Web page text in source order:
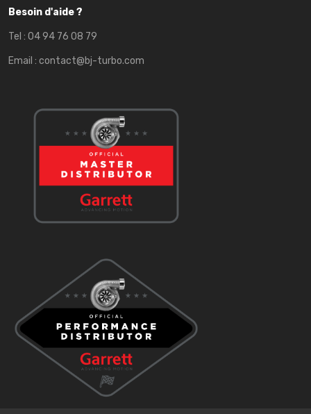
Besoin d'aide ?
Tel : 04 94 76 08 79
Email : contact@bj-turbo.com